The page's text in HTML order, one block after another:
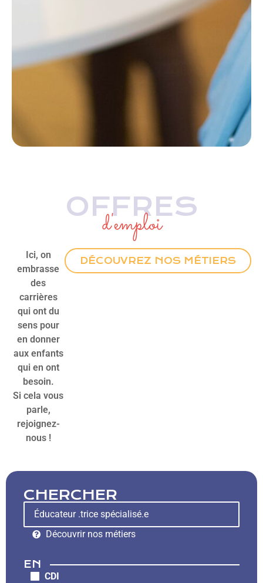
OFFRES
d'emploi
Ici, on
embrasse
des
carrières
qui ont du
sens pour
en donner
aux enfants
qui en ont
besoin.
Si cela vous
parle,
rejoignez-
nous !
DÉCOUVREZ NOS MÉTIERS
CHERCHER
Découvrir nos métiers
EN
CDI